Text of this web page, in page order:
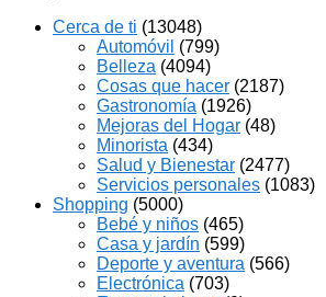
Cerca de ti (13048)
Automóvil (799)
Belleza (4094)
Cosas que hacer (2187)
Gastronomía (1926)
Mejoras del Hogar (48)
Minorista (434)
Salud y Bienestar (2477)
Servicios personales (1083)
Shopping (5000)
Bebé y niños (465)
Casa y jardín (599)
Deporte y aventura (566)
Electrónica (703)